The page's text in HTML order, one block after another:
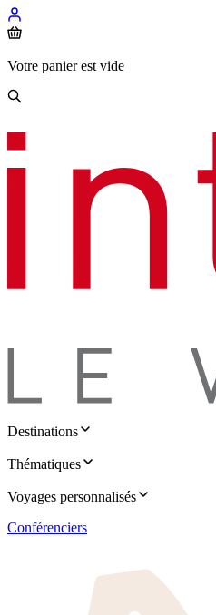
Votre panier est vide
Destinations
Thématiques
Voyages personnalisés
Conférenciers